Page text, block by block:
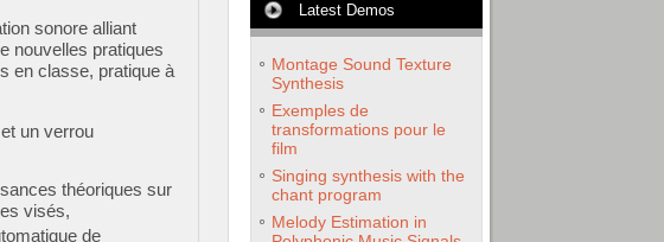
sonore alliant
nouvelles pratiques
en classe, pratique à
un verrou
théoriques sur
visés,
de
Latest Demos
Montage Sound Texture
Synthesis
Exemples de
transformations pour le
film
Singing synthesis with the
chant program
Melody Estimation in